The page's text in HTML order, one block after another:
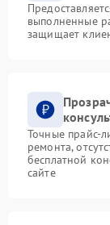
выполненные
защищает
Точные прайс-
ремонта,
бесплатной
сайте